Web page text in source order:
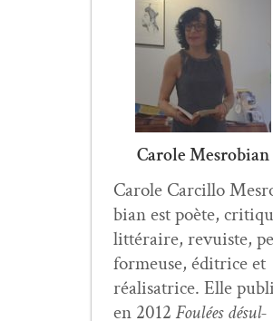
Carole Mesrobian
Car­ole Car­cil­lo
bian est poète,
lit­téraire, revuiste,
formeuse, éditrice et
réal­isatrice. Elle
en 2012 Foulées désul­